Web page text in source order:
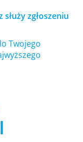
zgłoszeniu
Twojego